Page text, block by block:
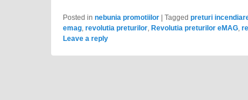
Posted in nebunia promotiilor | Tagged preturi
emag revolutia preturilor Revolutia preturilor eMAG
Leave a reply